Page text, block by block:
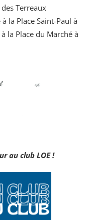
Terreaux
la Place Saint-Paul à
la Place du Marché à
au club LOE !